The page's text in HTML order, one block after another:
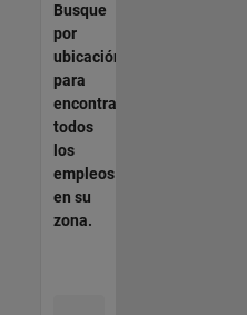
Busque
por
ubicación
para
encontrar
todos
los
empleos
en su
zona.